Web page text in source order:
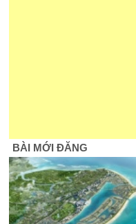
BÀI MỚI ĐĂNG